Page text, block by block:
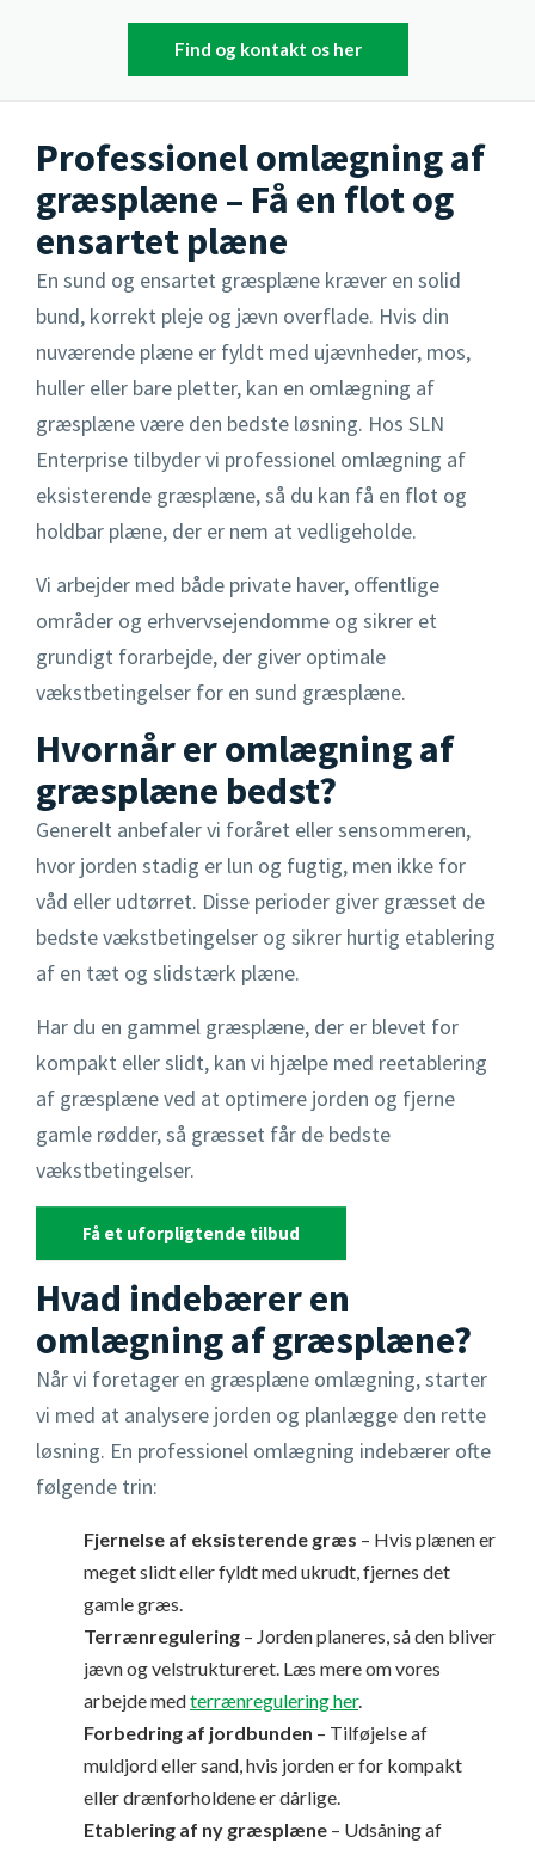
Isoleret skur fundament
Sandpude fundament
Støbning af sokkel
Terrænregulering
Kantafgrænsning
Terrasse
Pigstensbelægning
Rådhusbelægning
Støttemur
Stendige
Højvandslukker
Nedsivningsanlæg
Omfangsdræn
Overfladevand
Separering af spildevand og regnvand
Rottespærre
TV-inspektion
Pumpebrønde
Sandfangsbrønd
Skelbrønd
Find og kontakt os her
Professionel omlægning af
græsplæne – Få en flot og
ensartet plæne
En sund og ensartet græsplæne kræver en solid
bund, korrekt pleje og jævn overflade. Hvis din
nuværende plæne er fyldt med ujævnheder, mos,
huller eller bare pletter, kan en omlægning af
græsplæne være den bedste løsning. Hos SLN
Enterprise tilbyder vi professionel omlægning af
eksisterende græsplæne, så du kan få en flot og
holdbar plæne, der er nem at vedligeholde.
Vi arbejder med både private haver, offentlige
områder og erhvervsejendomme og sikrer et
grundigt forarbejde, der giver optimale
vækstbetingelser for en sund græsplæne.
Hvornår er omlægning af
græsplæne bedst?
Generelt anbefaler vi foråret eller sensommeren,
hvor jorden stadig er lun og fugtig, men ikke for
våd eller udtørret. Disse perioder giver græsset de
bedste vækstbetingelser og sikrer hurtig etablering
af en tæt og slidstærk plæne.
Har du en gammel græsplæne, der er blevet for
kompakt eller slidt, kan vi hjælpe med reetablering
af græsplæne ved at optimere jorden og fjerne
gamle rødder, så græsset får de bedste
vækstbetingelser.
Få et uforpligtende tilbud
Hvad indebærer en
omlægning af græsplæne?
Når vi foretager en græsplæne omlægning, starter
vi med at analysere jorden og planlægge den rette
løsning. En professionel omlægning indebærer ofte
følgende trin:
Fjernelse af eksisterende græs – Hvis plænen er
meget slidt eller fyldt med ukrudt, fjernes det
gamle græs.
Terrænregulering – Jorden planeres, så den bliver
jævn og velstruktureret. Læs mere om vores
arbejde medterrænregulering her.
Forbedring af jordbunden – Tilføjelse af
muldjord eller sand, hvis jorden er for kompakt
eller drænforholdene er dårlige.
Etablering af ny græsplæne – Udsåning af